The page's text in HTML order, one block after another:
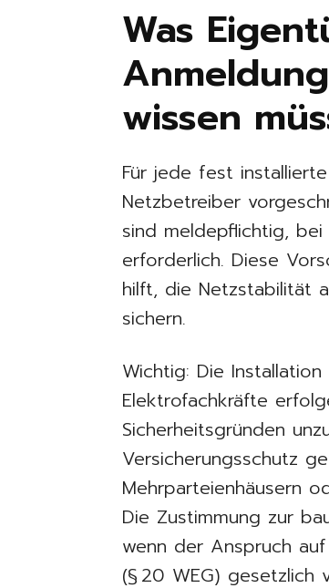
Was
wissen
Für jede fest
Netzbetreiber
sind meldepflichtig,
erforderlich. Diese
hilft, die Netzstabilität
sichern.
Wichtig: Die
Elektrofachkräfte
Sicherheitsgründen
Versicherungsschutz
Mehrparteienhäusern
Die Zustimmung zur
wenn der Anspruch
(§ 20 WEG) gesetzlich